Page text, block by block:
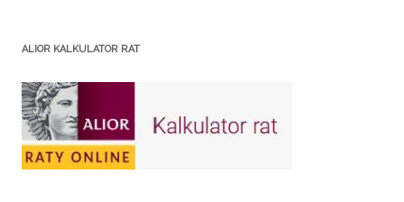
n
n
a
5
ALIOR KALKULATOR RAT